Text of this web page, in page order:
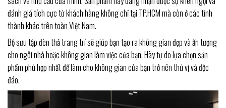
đánh giá tích cực từ khách hàng không chỉ tại TP.HCM mà còn ở các tỉnh
thành khác trên toàn Việt Nam.
Bộ sưu tập đèn thả trang trí sẽ giúp bạn tạo ra không gian đẹp và ấn tượng
cho ngôi nhà hoặc không gian làm việc của bạn. Hãy tự do lựa chọn sản
phẩm phù hợp nhất để làm cho không gian của bạn trở nên thú vị và độc
đáo.